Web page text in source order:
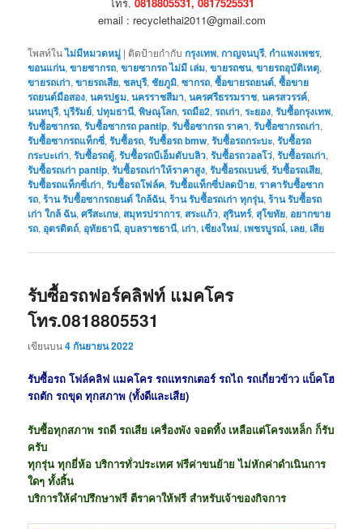
email : recyclethai2011@gmail.com
โพสท์ในไม่มีหมวดหมู่ | ติดป้ายกำกับ กรุงเทพ,กาญจนบุรี,กำแพงเพชร,
ขอนแก่น,ขายซากรถ,ขายซากรถ ไม่มี เล่ม,ขายรถชน,ขายรถอุบัติเหตุ,
ขายรถเก่า,ขายรถเสีย,ชลบุรี,ชัยภูมิ,ซากรถ,ซื้อขายรถยนต์,ซื้อขาย
รถยนต์มือสอง,นครปฐม,นครราชสีมา,นครศรีธรรมราช,นครสวรรค์,
นนทบุรี,บุรีรัมย์,ปทุมธานี,พิษณุโลก,รถมือ2,รถเก่า,ระยอง,รับซื้อกรุงเทพ,
รับซื้อซากรถ,รับซื้อซากรถ pantip,รับซื้อซากรถ ราคา,รับซื้อซากรถเก่า,
รับซื้อซากรถแท็กซี่,รับซื้อรถ,รับซื้อรถ bmw,รับซื้อรถกระบะ,รับซื้อรถ
กระบะเก่า,รับซื้อรถตู้,รับซื้อรถบีเอ็มดับบลิว,รับซื้อรถวอลโว่,รับซื้อรถเก่า,
รับซื้อรถเก่า pantip,รับซื้อรถเก่าให้ราคาสูง,รับซื้อรถเบนซ์,รับซื้อรถเสีย,
รับซื้อรถแท็กซี่เก่า,รับซื้อรถโฟล์ค,รับซื้อแท็กซี่ปลดป้าย,ราคารับซื้อซาก
รถ,ร้าน รับซื้อซากรถยนต์ ใกล้ฉัน,ร้าน รับซื้อรถเก่า ทุกรุ่น,ร้าน รับซื้อรถ
เก่า ใกล้ ฉัน,ศรีสะเกษ, สมุทรปราการ, สระแก้ว, สุรินทร์, สุโขทัย, อยากขาย
รถ, อุตรดิตถ์, อุทัยธานี, อุบลราชธานี, เก่า, เชียงใหม่, เพชรบูรณ์, เลย, เสีย
รับซื้อรถฟอร์คลิฟท์ แมคโคร
โทร.0818805531
เขียนบน4 กันยายน 2022
รับซื้อรถ โฟล์คลิฟ แมคโคร รถแทรกเตอร์ รถไถ รถเกี่ยวข้าว แบ็คโฮ
รถตัก รถขุด ทุกสภาพ (ทั้งดีและเสีย)
รับซื้อทุกสภาพ รถดี รถเสีย เครื่องพัง จอดทิ้ง เหลือแต่โครงเหล็ก ก็รับ
ครับ
ทุกรุ่น ทุกยี่ห้อ บริการทั่วประเทศ ฟรีค่าขนย้าย ไม่หักค่าดำเนินการ
ใดๆ ทั้งสิ้น
บริการให้คำปรึกษาฟรี ตีราคาให้ฟรี สำหรับเจ้าของกิจการ